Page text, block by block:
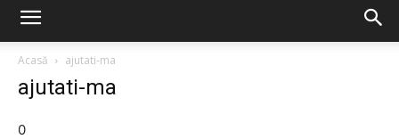
Acasă
ajutati-ma
ajutati-ma
0